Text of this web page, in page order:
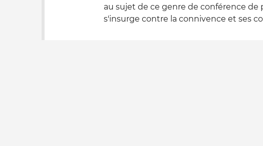
au sujet de ce genre de conférence de
s'insurge contre la connivence et ses